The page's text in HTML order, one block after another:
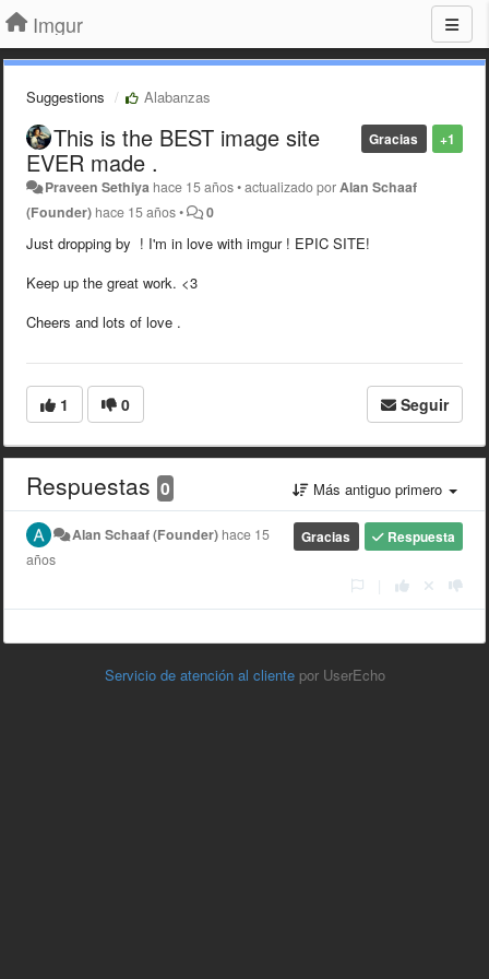
Imgur
Suggestions Alabanzas
+1
Gracias
This is the BEST image site
EVER made .
Praveen Sethiya hace 15 años•actualizado porAlan Schaaf
(Founder) hace 15 años• 0
Just dropping by ! I'm in love with imgur ! EPIC SITE!
Keep up the great work. <3
Cheers and lots of love .
1 0 Seguir
Respuestas 0 Más antiguo primero
Respuesta
Gracias
Alan Schaaf (Founder) hace 15
años
Servicio de atención al cliente por UserEcho